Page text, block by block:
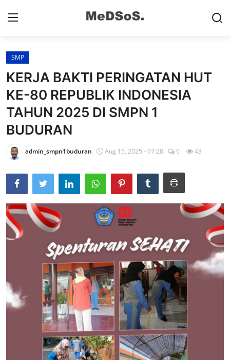
Home
Contact
SMP
SD
Video SMP
Video SD
Galeri Dispendikbud Sidoarjo
Gallery
SMP
KERJA BAKTI PERINGATAN HUT
KE-80 REPUBLIK INDONESIA
TAHUN 2025 DI SMPN 1
BUDURAN
admin_smpn1buduran Aug 15, 2025 - 07:28 0 43